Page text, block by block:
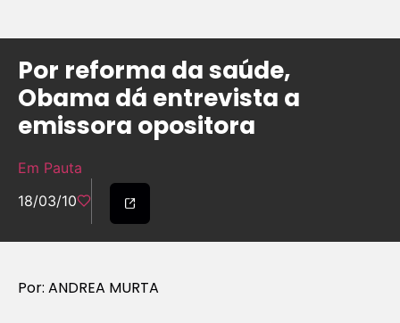
Por reforma da saúde,
Obama dá entrevista a
emissora opositora
Em Pauta
18/03/10
Por: ANDREA MURTA